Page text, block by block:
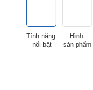
Tính năng
nổi bật
Hình
sản phẩm